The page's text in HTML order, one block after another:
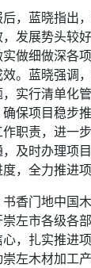
蓝晓指出，
发展势头较
做细做深各
。蓝晓强调
实行清单化
保项目稳步
职责，进一
及时办理项
，全力推进
门地中国木
左市各级各
，扎实推进
左木材加工